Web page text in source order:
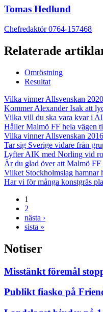
Tomas Hedlund
Chefredaktör 0764-157468
Relaterade
Omröstning
Resultat
Vilka vinner Allsvenskan 2020
Kommer Alexander Isak att
Vilka vill du ska vara kvar i
Håller Malmö FF hela vägen
Vilka vinner Allsvenskan 2016
Tar sig Sverige vidare från
Lyfter AIK med Norling vid
Är du glad över att Malmö
Vilket Stockholmslag hamnar
Har vi för många konstgräs
1
2
nästa ›
sista »
Notiser
Misstänkt föremål
Publikt fiasko på